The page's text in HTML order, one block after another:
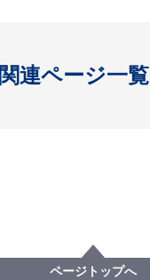
関連ページ一覧
開く
ページトップへ